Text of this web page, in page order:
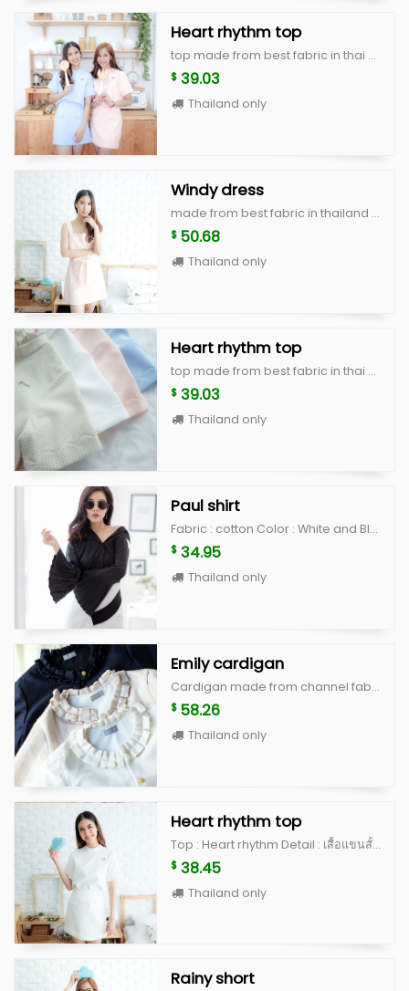
Heart rhythm top
top made from best fabric in thai with high quality cutting, basic and cute style heart rhythm top color : white, peach, blue, beige scott size : breast 36" lenght 18"
$ 39.03
Thailand only
Windy dress
made from best fabric in thailand with high quality cutting, basic style you wear everyday windy dress color : white, peach, blue, beige scott size : breast 34" waist 28-30" hip free lenght 31"
$ 50.68
Thailand only
Heart rhythm top
top made from best fabric in thai with high quality, unique and cute style color : white,peach,blue,beige scott size : breast 36" lenght 18"
$ 39.03
Thailand only
Paul shirt
Fabric : cotton Color : White and Black Size : Freesize
$ 34.95
Thailand only
Emily cardigan
Cardigan made from channel fabric, with good quality cutting Color : White, Cream stripe and Navy Size : Freesize
$ 58.26
Thailand only
Heart rhythm top
Top : Heart rhythm Detail : เสื้อแขนสั้น คอปีน ฉลุรูปหัวใจด้านซ้ายของหน้าอก ด้านหลังเป็นกระดุมปั้ม ดีไซน์น่ารักสุดๆ เป็น signature ของทางร้าน ตัวเสื้อทำจากผ้านำเข้าเนื้อดี มีซับในและอัดกาวเต็มตัว คัดติ้งเนี้ยบ ไม่อยากให้พลาดจริงๆค่ะตัวนี้ มีจำนวนจำกัดนะคะ Color : white, peach, blue, beige scott (limited) **สำหรับสี beige scott จะเป็นผ้าญี่ปุ่นสั่งนำเข้าพิเศษ ลอตแรกมีจำนวนไม่เยอะค่ะ ^^ Size : อก 36” ยาว 20” แขนเสื้อยาว 8.5”
$ 38.45
Thailand only
Rainy short